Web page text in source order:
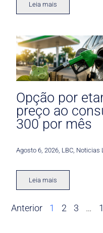
Leia mais
Opção por
preço ao
300 por mês
Agosto 6, 2026 LBC Noticias
Leia mais
Anterior 1 2 3 …